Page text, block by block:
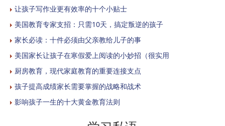
让孩子写作业更有效率的十个小贴士
美国教育专家支招：只需10天，搞定叛逆的孩子
家长必读：十件必须由父亲教给儿子的事
美国家长让孩子在寒假爱上阅读的小妙招（很实用
厨房教育，现代家庭教育的重要连接支点
孩子提高成绩家长需要掌握的战略和战术
影响孩子一生的十大黄金教育法则